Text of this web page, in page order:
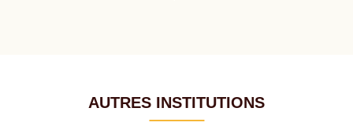
AUTRES INSTITUTIONS